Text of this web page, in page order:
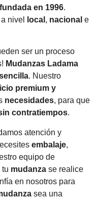
fundada en 1996.
a nivel local , nacional e
ser un proceso
Mudanzas Ladama
. Nuestro
premium y
necesidades, para que
contratiempos.
atención y
embalaje,
equipo de
tu mudanza se realice
en nosotros para
sea una